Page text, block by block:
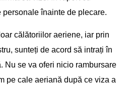
înainte de plecare.
călătoriilor aeriene, iar prin
sunteți de acord să intrați în
Nu se va oferi nicio rambursare
pe cale aeriană după ce viza a